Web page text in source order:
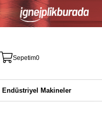
Sepetim0
Endüstriyel Makineler